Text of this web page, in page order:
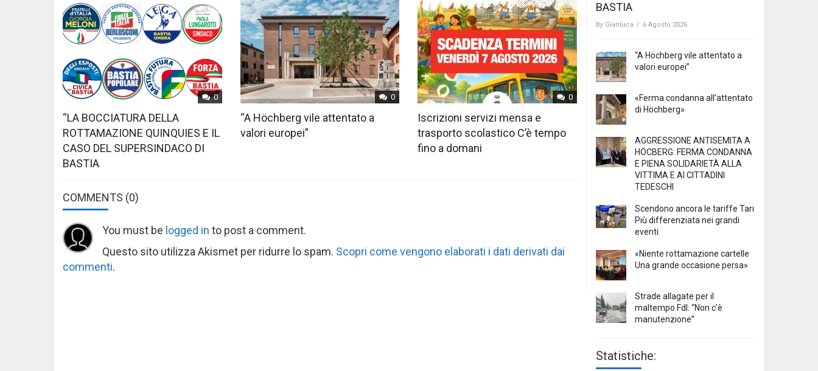
0
“LA BOCCIATURA DELLA
ROTTAMAZIONE QUINQUIES E IL
CASO DEL SUPERSINDACO DI
BASTIA
0
“A Höchberg vile attentato a
valori europei”
0
Iscrizioni servizi mensa e
trasporto scolastico C’è tempo
fino a domani
COMMENTS (0)
You must be logged in to post a comment.
Questo sito utilizza Akismet per ridurre lo spam. Scopri come vengono elaborati i dati derivati dai
commenti.
BASTIA
By Gianluca / 6 Agosto 2026
“A Höchberg vile attentato a
valori europei”
«Ferma condanna all’attentato
di Höchberg»
AGGRESSIONE ANTISEMITA A
HÖCBERG: FERMA CONDANNA
E PIENA SOLIDARIETÀ ALLA
VITTIMA E AI CITTADINI
TEDESCHI
Scendono ancora le tariffe Tari
Più differenziata nei grandi
eventi
«Niente rottamazione cartelle
Una grande occasione persa»
Strade allagate per il
maltempo FdI: “Non c’è
manutenzione”
Statistiche: